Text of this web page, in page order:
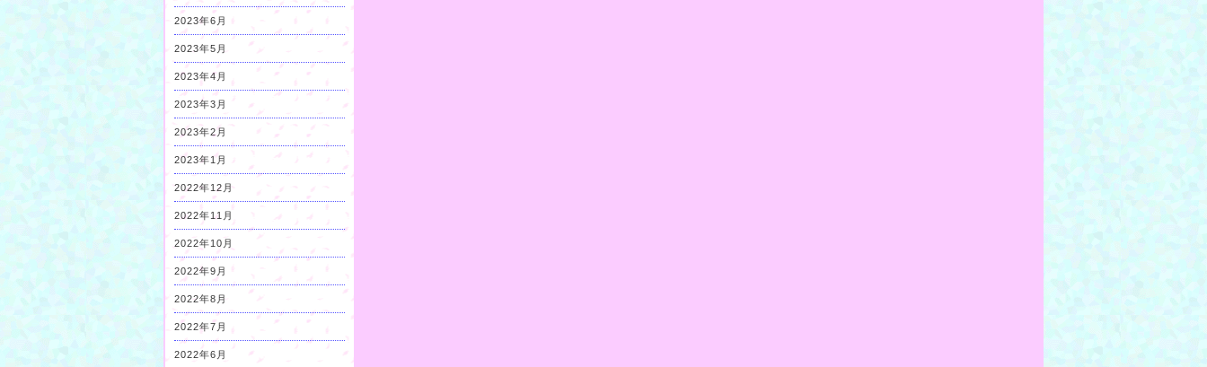
2023年6月
2023年5月
2023年4月
2023年3月
2023年2月
2023年1月
2022年12月
2022年11月
2022年10月
2022年9月
2022年8月
2022年7月
2022年6月